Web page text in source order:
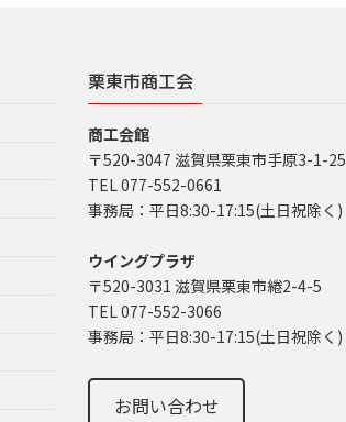
栗東市商工会
商工会館
〒520-3047 滋賀県栗東市手原3-1-25
TEL 077-552-0661
事務局：平日8:30-17:15(土日祝除く)
ウイングプラザ
〒520-3031 滋賀県栗東市綣2-4-5
TEL 077-552-3066
事務局：平日8:30-17:15(土日祝除く)
お問い合わせ